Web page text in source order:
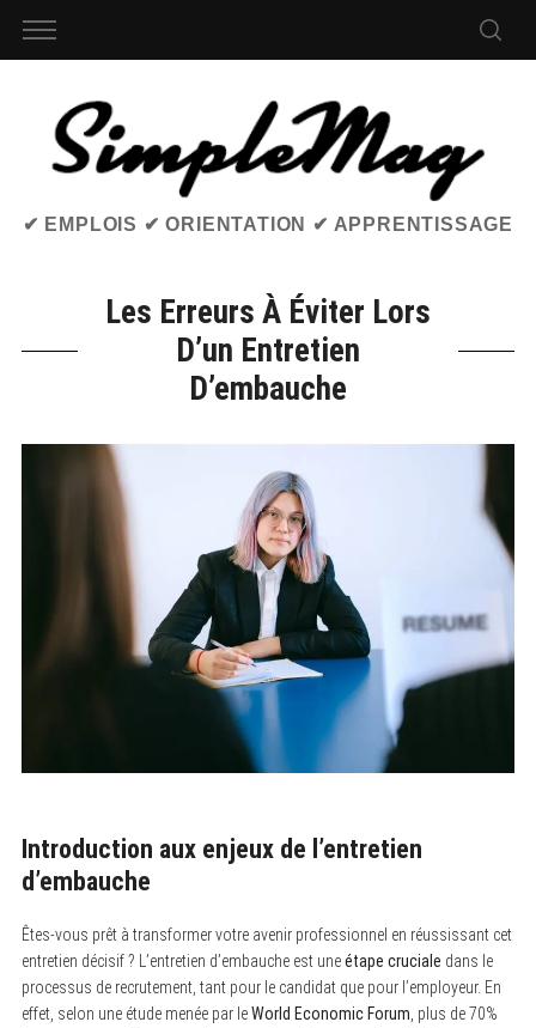
✔ EMPLOIS ✔ ORIENTATION ✔ APPRENTISSAGE
Les Erreurs À Éviter Lors
D’un Entretien
D’embauche
Introduction aux enjeux de l’entretien
d’embauche
Êtes-vous prêt à transformer votre avenir professionnel en réussissant cet
entretien décisif ? L’entretien d’embauche est uneétape cruciale dans le
processus de recrutement, tant pour le candidat que pour l’employeur. En
effet, selon une étude menée par leWorld Economic Forum , plus de 70%